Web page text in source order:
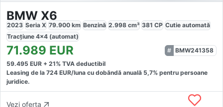
BMW X6
2023 Seria X 79.900 km Benzină 2.998 cm³ 381 CP Cutie automată
Tracțiune 4x4 (automat)
71.989 EUR
BMW241358
59.495 EUR + 21% TVA deductibil
Leasing de la 724 EUR/luna cu dobăndă anuală 5,7% pentru persoane
juridice.
Vezi oferta